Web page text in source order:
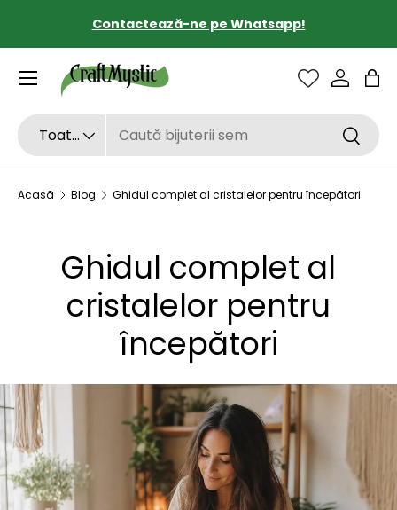
SARI LA CONȚINUT
Contactează-ne pe Whatsapp!
Căutare
Tipul de produs
Toate
Sac
Acasă Blog Ghidul complet al cristalelor pentru începători
Ghidul complet al
cristalelor pentru
începători